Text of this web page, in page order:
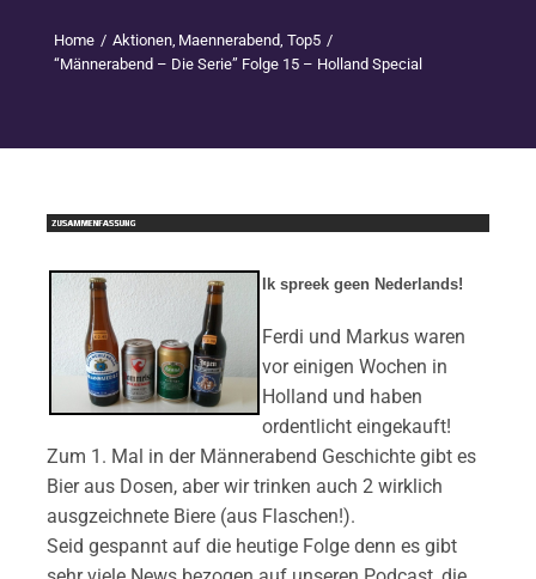
Home Aktionen Maennerabend Top5
“Männerabend – Die Serie” Folge 15 – Holland Special
Ik spreek geen Nederlands!
Ferdi und Markus waren
vor einigen Wochen in
Holland und haben
ordentlicht eingekauft!
Zum 1. Mal in der Männerabend Geschichte gibt es
Bier aus Dosen, aber wir trinken auch 2 wirklich
ausgzeichnete Biere (aus Flaschen!).
Seid gespannt auf die heutige Folge denn es gibt